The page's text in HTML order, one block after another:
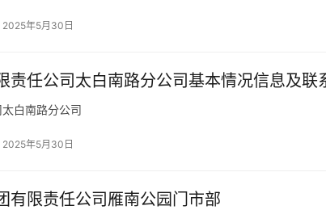
2025年5月30日
责任公司太白南路分公司基本情况信息及联
白南路分公司
2025年5月30日
有限责任公司雁南公园门市部